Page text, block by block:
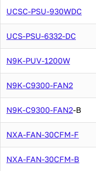
UCSC-PSU-930WDC
UCS-PSU-6332-DC
N9K-PUV-1200W
N9K-C9300-FAN2
N9K-C9300-FAN2-B
NXA-FAN-30CFM-F
NXA-FAN-30CFM-B